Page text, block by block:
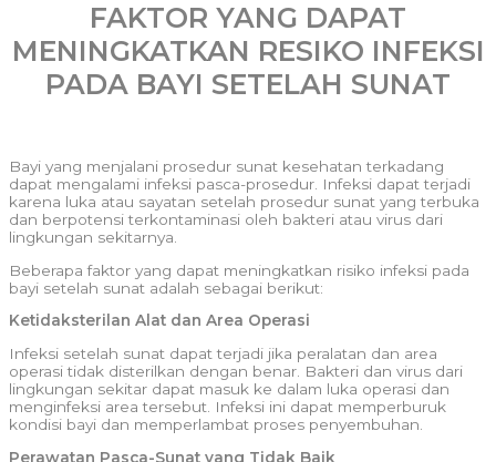
FAKTOR YANG DAPAT
MENINGKATKAN RESIKO INFEKSI
PADA BAYI SETELAH SUNAT
Bayi yang menjalani prosedur sunat kesehatan terkadang
dapat mengalami infeksi pasca-prosedur. Infeksi dapat terjadi
karena luka atau sayatan setelah prosedur sunat yang terbuka
dan berpotensi terkontaminasi oleh bakteri atau virus dari
lingkungan sekitarnya.
Beberapa faktor yang dapat meningkatkan risiko infeksi pada
bayi setelah sunat adalah sebagai berikut:
Ketidaksterilan Alat dan Area Operasi
Infeksi setelah sunat dapat terjadi jika peralatan dan area
operasi tidak disterilkan dengan benar. Bakteri dan virus dari
lingkungan sekitar dapat masuk ke dalam luka operasi dan
menginfeksi area tersebut. Infeksi ini dapat memperburuk
kondisi bayi dan memperlambat proses penyembuhan.
Perawatan Pasca-Sunat yang Tidak Baik